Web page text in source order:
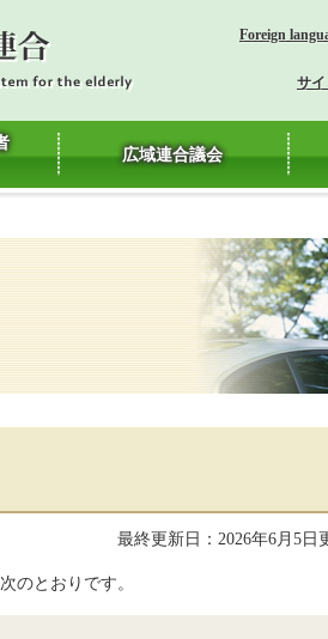
Foreign
サ
広域連合議会
最終更新日：2026年6月5日
のとおりです。